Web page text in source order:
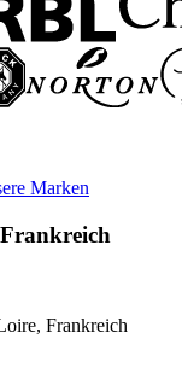
Marken
Frankreich